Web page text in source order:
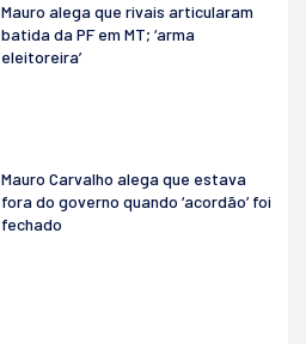
Mauro alega que rivais articularam
batida da PF em MT; ‘arma
eleitoreira’
Mauro Carvalho alega que estava
fora do governo quando ‘acordão’ foi
fechado